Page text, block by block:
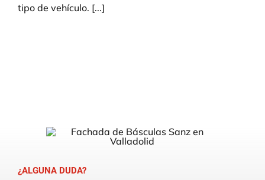
tipo de vehículo. [...]
¿ALGUNA DUDA?